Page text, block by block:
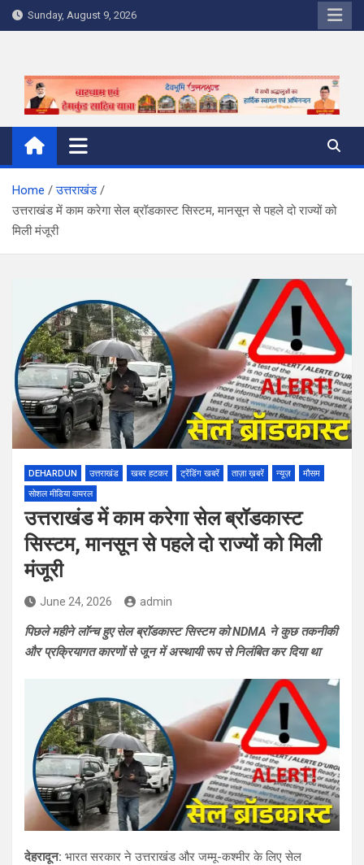
Skip
to
Sunday, August 9, 2026
Home
उत्तराखंड
उत्तराखंड में काम करेगा सेल ब्रॉडकास्ट सिस्टम, मानसून से पहले दो राज्यों को
मिली मंजूरी
DEHARDUN उत्तराखंड खबर हटकर ट्रेंडिंग खबरें ताज़ा ख़बरें न्यूज़
मौसम
सोशल मीडिया वायरल
उत्तराखंड में काम करेगा सेल ब्रॉडकास्ट
सिस्टम, मानसून से पहले दो राज्यों को मिली
मंजूरी
June 24, 2026 admin
पिछले महीने लॉन्च हुए सेल ब्रॉडकास्ट सिस्टम को NDMA ने कुछ तकनीकी
और प्रक्रियागत कारणों से जून में अस्थायी रूप से निलंबित कर दिया था
देहरादून: भारत सरकार ने उत्तराखंड और जम्मू-कश्मीर के लिए सेल